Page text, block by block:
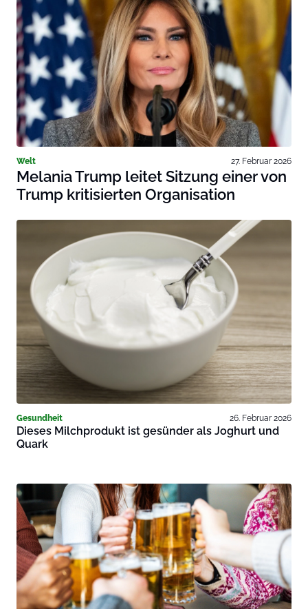
Welt 27. Februar 2026
Melania Trump leitet Sitzung einer von
Trump kritisierten Organisation
Gesundheit 26. Februar 2026
Dieses Milchprodukt ist gesünder als Joghurt und
Quark